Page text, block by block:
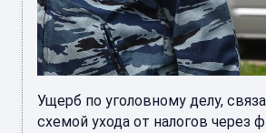
Ущерб по уголовному делу,
схемой ухода от налогов через